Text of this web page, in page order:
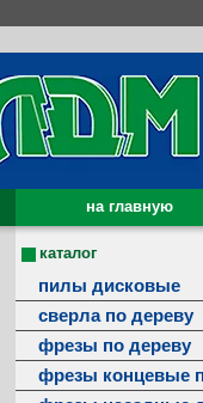
на главную
каталог
пилы дисковые
сверла по дереву
фрезы по дереву
фрезы концевые